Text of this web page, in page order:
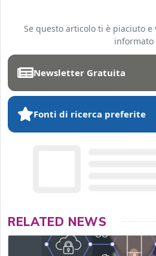
Se questo articolo ti è piaciuto
informato
Newsletter Gratuita
Fonti di ricerca preferite
RELATED NEWS